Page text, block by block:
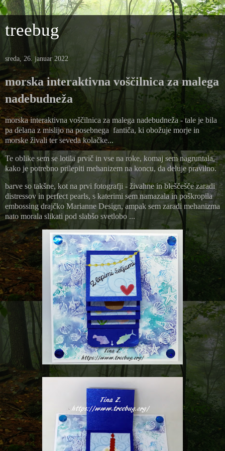
treebug
sreda, 26. januar 2022
morska interaktivna voščilnica za malega
nadebudneža
morska interaktivna voščilnica za malega nadebudneža - tale je bila
pa delana z mislijo na posebnega fantiča, ki obožuje morje in
morske živali ter seveda kolačke...
Te oblike sem se lotila prvič in vse na roke, komaj sem nagruntala,
kako je potrebno prilepiti mehanizem na koncu, da deluje pravilno.
barve so takšne, kot na prvi fotografji - živahne in bleščešče zaradi
distressov in perfect pearls, s katerimi sem namazala in poškropila
embossing drajčko Marianne Design, ampak sem zaradi mehanizma
nato morala slikati pod slabšo svetlobo ...